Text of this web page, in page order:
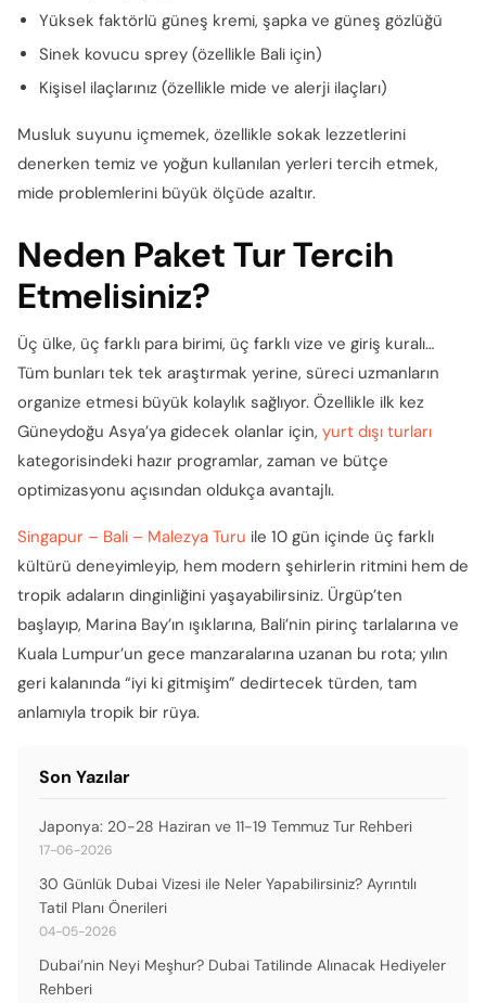
Yüksek faktörlü güneş kremi, şapka ve güneş gözlüğü
Sinek kovucu sprey (özellikle Bali için)
Kişisel ilaçlarınız (özellikle mide ve alerji ilaçları)
Musluk suyunu içmemek, özellikle sokak lezzetlerini
denerken temiz ve yoğun kullanılan yerleri tercih etmek,
mide problemlerini büyük ölçüde azaltır.
Neden Paket Tur Tercih
Etmelisiniz?
Üç ülke, üç farklı para birimi, üç farklı vize ve giriş kuralı…
Tüm bunları tek tek araştırmak yerine, süreci uzmanların
organize etmesi büyük kolaylık sağlıyor. Özellikle ilk kez
Güneydoğu Asya’ya gidecek olanlar için, yurt dışı turları
kategorisindeki hazır programlar, zaman ve bütçe
optimizasyonu açısından oldukça avantajlı.
Singapur – Bali – Malezya Turu ile 10 gün içinde üç farklı
kültürü deneyimleyip, hem modern şehirlerin ritmini hem de
tropik adaların dinginliğini yaşayabilirsiniz. Ürgüp’ten
başlayıp, Marina Bay’ın ışıklarına, Bali’nin pirinç tarlalarına ve
Kuala Lumpur’un gece manzaralarına uzanan bu rota; yılın
geri kalanında “iyi ki gitmişim” dedirtecek türden, tam
anlamıyla tropik bir rüya.
Son Yazılar
Japonya: 20-28 Haziran ve 11-19 Temmuz Tur Rehberi
17-06-2026
30 Günlük Dubai Vizesi ile Neler Yapabilirsiniz? Ayrıntılı
Tatil Planı Önerileri
04-05-2026
Dubai’nin Neyi Meşhur? Dubai Tatilinde Alınacak Hediyeler
Rehberi